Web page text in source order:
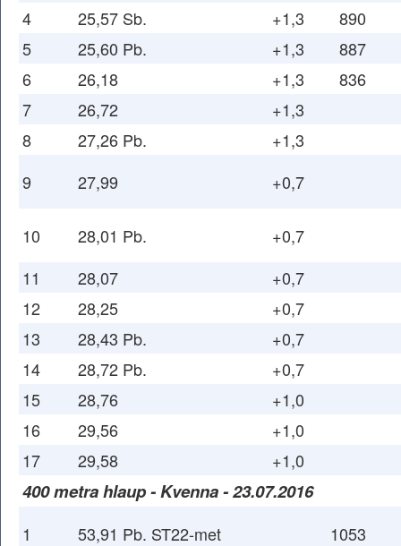
4
25,57 Sb. +1,3
890
5
25,60 Pb. +1,3
887
6
26,18 +1,3
836
7
26,72
+1,3
8
27,26 Pb.
+1,3
9
27,99 +0,7
10 28,01 Pb.
+0,7
11
28,07
+0,7
12
28,25
+0,7
13
28,43 Pb.
+0,7
14
28,72 Pb.
+0,7
15
28,76
+1,0
16
29,56
+1,0
17
29,58 +1,0
400 metra hlaup - Kvenna - 23.07.2016
1 53,91 Pb. ST22-met
1053